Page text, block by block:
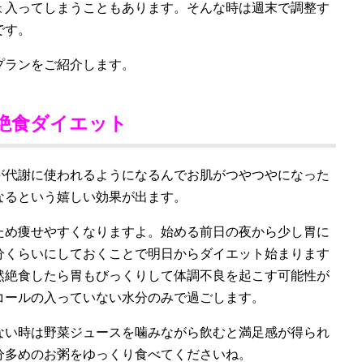
ってしまうこともあります。そんな時は週末で調整す
。
ンをご紹介します。
食ダイエット
謝に使われるようになるんでお肌がつやつやになった
という嬉しい効果が出ます。
痩せやすくなりますよ。始める前日の夜から少し胃に
らいにしておくことで明日からダイエット始まります
食したら胃もびっくりして体調不良を起こす可能性が
ルの入っていない水分のみで過ごします。
時は野菜ジュースを噛みながら飲むと満足感が得られ
めのお粥をゆっくり食べてくださいね。